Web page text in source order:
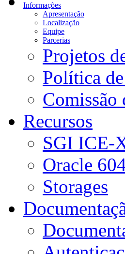
Informações
Apresentação
Localização
Equipe
Parcerias
Projetos
Política
Comissão
Recursos
SGI ICE-
Oracle
Storages